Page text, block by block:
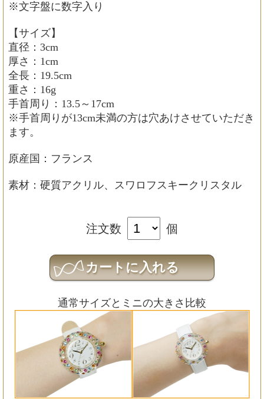
※文字盤に数字入り
【サイズ】
直径：3cm
厚さ：1cm
全長：19.5cm
重さ：16g
手首周り：13.5～17cm
※手首周りが13cm未満の方は穴あけさせていただき
ます。
原産国：フランス
素材：硬質アクリル、スワロフスキークリスタル
注文数 個
通常サイズとミニの大きさ比較